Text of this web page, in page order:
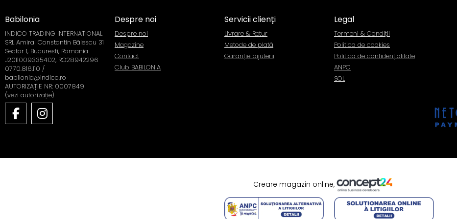
Babilonia
INDICO TRADING INTERNATIONAL
SRL Amiral Constantin Bălescu 31
Sector 1, Bucuresti, Romania
J2011009335402; RO28942296
0770.816.110 /
babilonia@indico.ro
AUTORIZAȚIE NR: 0007849
(vezi autorizație)
Despre noi
Despre noi
Magazine
Contact
Club BABILONIA
Servicii clienți
Livrare & Retur
Metode de plată
Garanție bijuterii
Legal
Termeni & Condiții
Politica de cookies
Politica de confidențialitate
ANPC
SOL
Creare magazin online,